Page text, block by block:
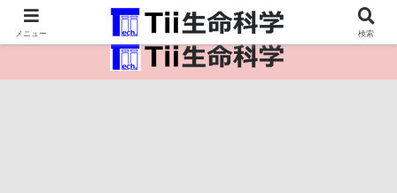
医療保健・生命・生物の情報インフラ。
メニュー 検索